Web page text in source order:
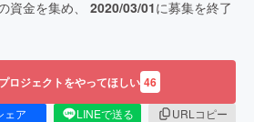
資金を集め、 2020/03/01に募集を終了
ロジェクトをやってほしい 46
ェア LINEで送る
URLコピー